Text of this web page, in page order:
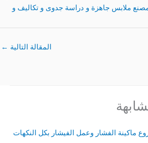
ملابس جاهزة و دراسة جدوى و تكاليف و
المقالة التالية ←